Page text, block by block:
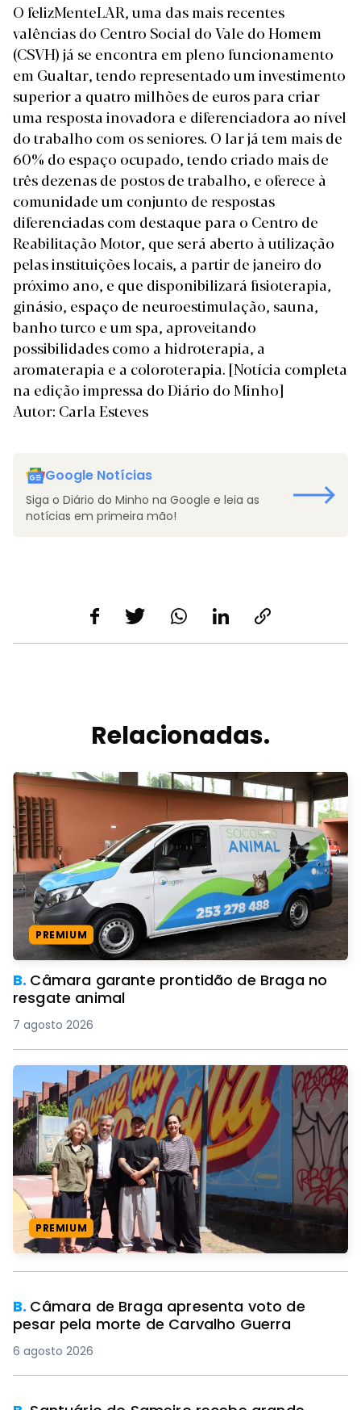
O felizMenteLAR, uma das mais recentes
valências do Centro Social do Vale do Homem
(CSVH) já se encontra em pleno funcionamento
em Gualtar, tendo representado um investimento
superior a quatro milhões de euros para criar
uma resposta inovadora e diferenciadora ao nível
do trabalho com os seniores. O lar já tem mais de
60% do espaço ocupado, tendo criado mais de
três dezenas de postos de trabalho, e oferece à
comunidade um conjunto de respostas
diferenciadas com destaque para o Centro de
Reabilitação Motor, que será aberto à utilização
pelas instituições locais, a partir de janeiro do
próximo ano, e que disponibilizará fisioterapia,
ginásio, espaço de neuroestimulação, sauna,
banho turco e um spa, aproveitando
possibilidades como a hidroterapia, a
aromaterapia e a coloroterapia. [Notícia completa
na edição impressa do Diário do Minho]
Autor: Carla Esteves
Google Notícias
Siga o Diário do Minho na Google e leia as
notícias em primeira mão!
Relacionadas.
PREMIUM
B. Câmara garante prontidão de Braga no
resgate animal
7 agosto 2026
PREMIUM
B. Câmara de Braga apresenta voto de
pesar pela morte de Carvalho Guerra
6 agosto 2026